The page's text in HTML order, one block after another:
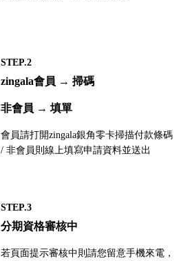
STEP.2
zingala會員 → 掃碼
非會員 → 填單
會員請打開zingala銀角零卡掃描付款條碼
/ 非會員則線上填寫申請資料並送出
STEP.3
分期資格審核中
若頁面提示審核中則請您留意手機來電，